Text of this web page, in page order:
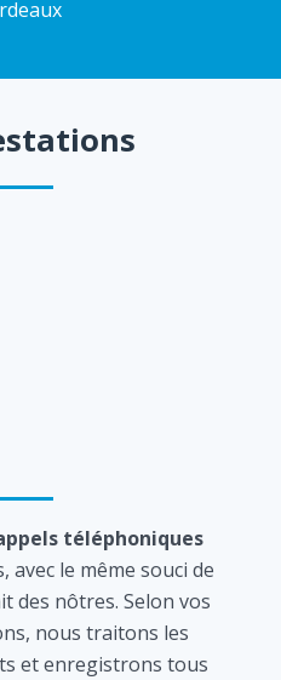
téléphoniques
avec le même souci de
des nôtres. Selon vos
nous traitons les
et enregistrons tous